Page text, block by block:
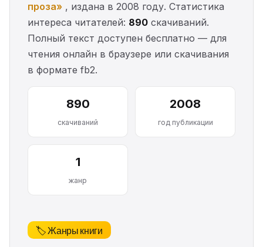
проза» , издана в 2008 году. Статистика
интереса читателей: 890 скачиваний.
Полный текст доступен бесплатно — для
чтения онлайн в браузере или скачивания
в формате fb2.
890
скачиваний
2008
год публикации
1
жанр
🏷️ Жанры книги